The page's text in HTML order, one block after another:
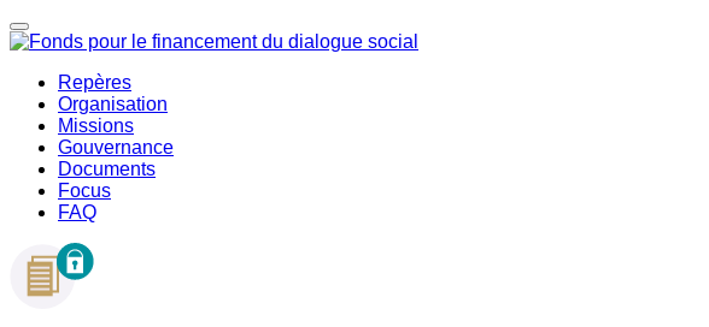
Repères
Organisation
Missions
Gouvernance
Documents
Focus
FAQ